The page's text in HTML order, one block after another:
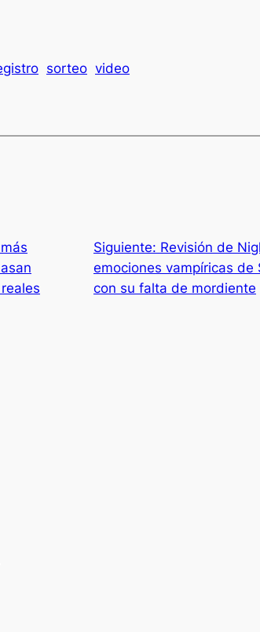
sorteo video
Siguiente: Revisión de
emociones vampíricas
con su falta de mordiente